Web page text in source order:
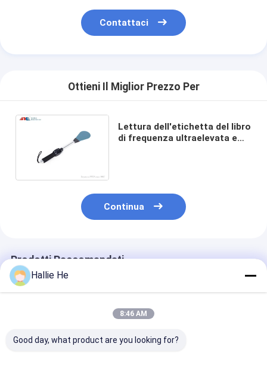
Contattaci
Ottieni Il Miglior Prezzo Per
Lettura dell'etichetta del libro
di frequenza ultraelevata e
Continua
Prodotti Raccomandati
Hallie He
8:46 AM
Good day, what product are you looking for?